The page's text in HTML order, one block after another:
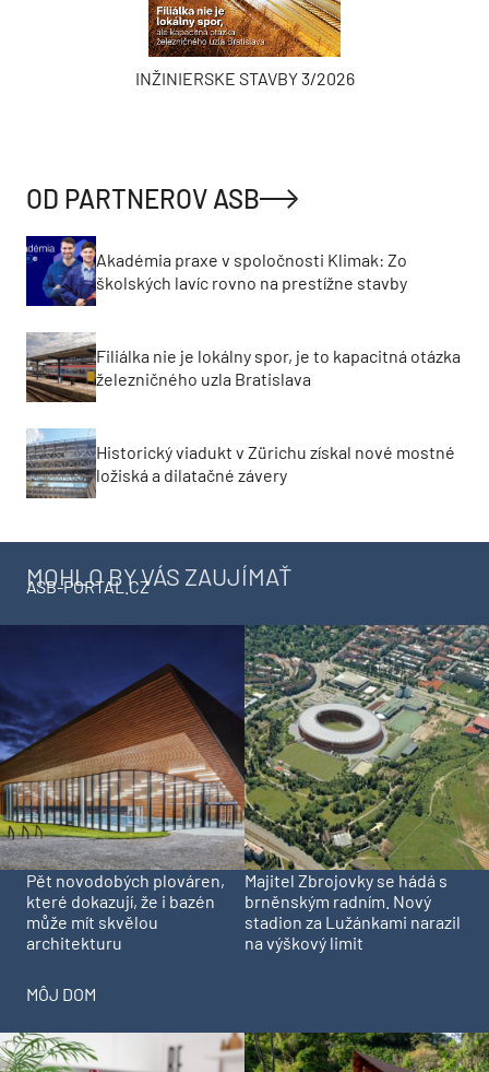
INŽINIERSKE STAVBY 3/2026
OD PARTNEROV ASB
Akadémia praxe v spoločnosti Klimak: Zo
školských lavíc rovno na prestížne stavby
Filiálka nie je lokálny spor, je to kapacitná otázka
železničného uzla Bratislava
Historický viadukt v Zürichu získal nové mostné
ložiská a dilatačné závery
MOHLO BY VÁS ZAUJÍMAŤ
ASB-PORTAL.CZ
Pět novodobých plováren,
které dokazují, že i bazén
může mít skvělou
architekturu
Majitel Zbrojovky se hádá s
brněnským radním. Nový
stadion za Lužánkami narazil
na výškový limit
MÔJ DOM